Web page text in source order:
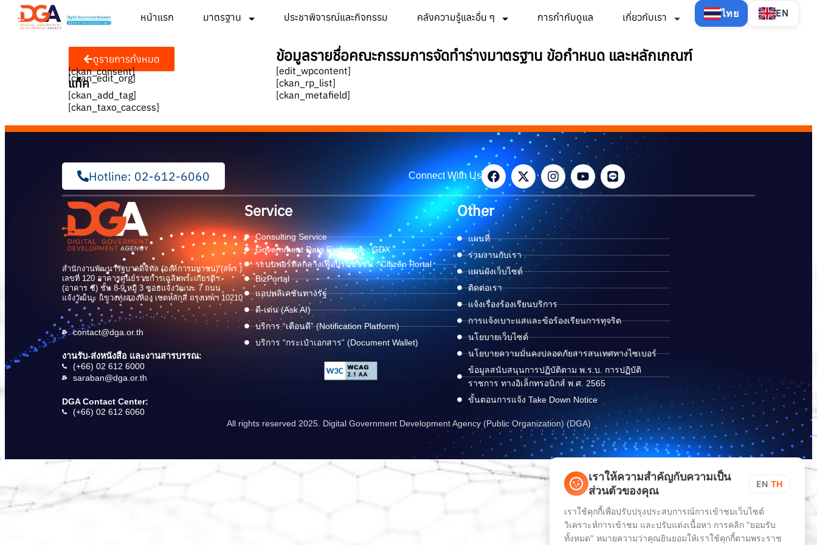
หน้าแรก มาตรฐาน ประชาพิจารณ์และกิจกรรม คลังความรู้และอื่น ๆ การกำกับดูแล เกี่ยวกับเรา ไทย EN
ดูรายการทั้งหมด
[ckan_edit_org]
[ckan_consent]
แท็ค
[ckan_add_tag]
[ckan_taxo_caccess]
ข้อมูลรายชื่อคณะกรรมการจัดทำร่างมาตรฐาน ข้อกำหนด และหลักเกณฑ์
[edit_wpcontent]
[ckan_rp_list]
[ckan_metafield]
Hotline: 02-612-6060 Connect With Us
สำนักงานพัฒนารัฐบาลดิจิทัล (องค์การมหาชน) (สพร.)
เลขที่ 120 อาคารศูนย์ราชการเฉลิมพระเกียรติฯ
(อาคาร ซี) ชั้น 8-9 หมู่ 3 ซอยแจ้งวัฒนะ 7 ถนน
แจ้งวัฒนะ แขวงทุ่งสองห้อง เขตหลักสี่ กรุงเทพฯ 10210
contact@dga.or.th
งานรับ-ส่งหนังสือ และงานสารบรรณ:
(+66) 02 612 6000
saraban@dga.or.th
DGA Contact Center:
(+66) 02 612 6060
Service
Consulting Service
Government Data Exchange : GDX
ระบบพอร์ทัลกลางเพื่อประชาชน : Citizen Portal
BizPortal
แอปพลิเคชันทางรัฐ
ดี-เด่น (Ask AI)
บริการ “เตือนดี” (Notification Platform)
บริการ “กระเป๋าเอกสาร” (Document Wallet)
Other
แผนที่
ร่วมงานกับเรา
แผนผังเว็บไซต์
ติดต่อเรา
แจ้งเรื่องร้องเรียนบริการ
การแจ้งเบาะแสและข้อร้องเรียนการทุจริต
นโยบายเว็บไซต์
นโยบายความมั่นคงปลอดภัยสารสนเทศทางไซเบอร์
ข้อมูลสนับสนุนการปฏิบัติตาม พ.ร.บ. การปฏิบัติ
ราชการ ทางอิเล็กทรอนิกส์ พ.ศ. 2565
ขั้นตอนการแจ้ง Take Down Notice
All rights reserved 2025. Digital Government Development Agency (Public Organization) (DGA)
เราให้ความสำคัญกับความเป็น
ส่วนตัวของคุณ
EN TH
เราใช้คุกกี้เพื่อปรับปรุงประสบการณ์การเข้าชมเว็บไซต์
วิเคราะห์การเข้าชม และปรับแต่งเนื้อหา การคลิก "ยอมรับ
ทั้งหมด" หมายความว่าคุณยินยอมให้เราใช้คุกกี้ตามพระราช